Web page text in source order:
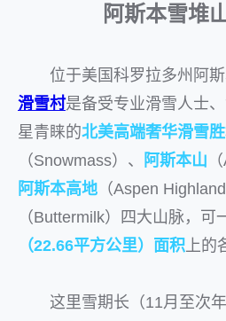
阿斯本雪堆
位于美国科罗拉多州阿斯
滑雪村是备受专业滑雪人士
星青睐的北美高端奢华滑雪
（Snowmass）、
阿斯本山
阿斯本高地 （Aspen
（Buttermilk）四大山脉，可
（22.66平方公里）面积上的
这里雪期长（11月至次年